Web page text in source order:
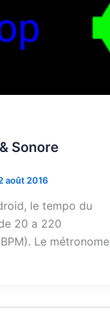
Sonore
août 2016
le tempo du
20 a 220
Le métronome